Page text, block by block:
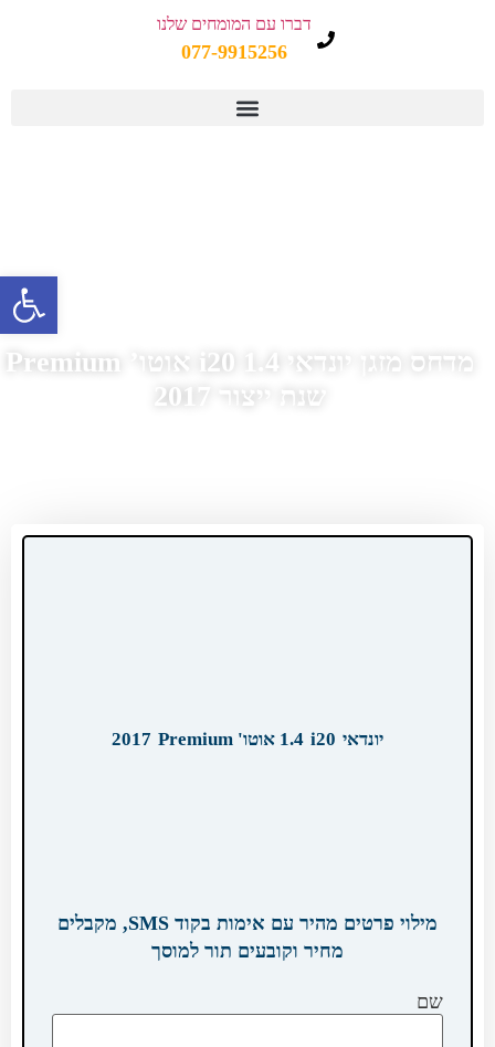
דברו עם המומחים שלנו
077-9915256
מדחס מזגן יונדאי i20 1.4 אוטו’ Premium
שנת ייצור 2017
יונדאי i20 1.4 אוטו' Premium 2017
מילוי פרטים מהיר עם אימות בקוד SMS, מקבלים
מחיר וקובעים תור למוסך
שם